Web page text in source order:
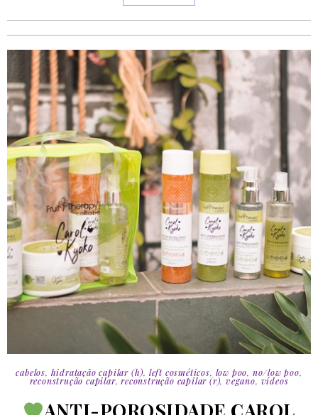
cabelos, hidratação capilar (h), left cosméticos, low poo, no/low poo,
reconstrução capilar,reconstrução capilar (r),vegano, vídeos